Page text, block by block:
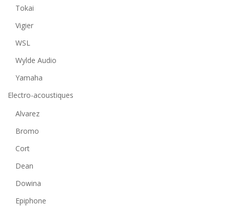
Tokai
Vigier
WSL
Wylde Audio
Yamaha
Electro-acoustiques
Alvarez
Bromo
Cort
Dean
Dowina
Epiphone